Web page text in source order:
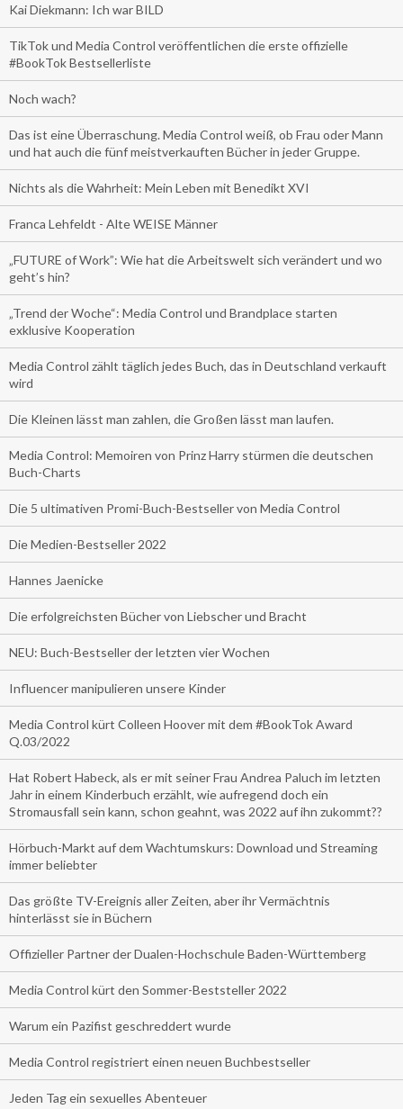
Kai Diekmann: Ich war BILD
TikTok und Media Control veröffentlichen die erste offizielle
#BookTok Bestsellerliste
Noch wach?
Das ist eine Überraschung. Media Control weiß, ob Frau oder Mann
und hat auch die fünf meistverkauften Bücher in jeder Gruppe.
Nichts als die Wahrheit: Mein Leben mit Benedikt XVI
Franca Lehfeldt - Alte WEISE Männer
„FUTURE of Work”: Wie hat die Arbeitswelt sich verändert und wo
geht’s hin?
„Trend der Woche“: Media Control und Brandplace starten
exklusive Kooperation
Media Control zählt täglich jedes Buch, das in Deutschland verkauft
wird
Die Kleinen lässt man zahlen, die Großen lässt man laufen.
Media Control: Memoiren von Prinz Harry stürmen die deutschen
Buch-Charts
Die 5 ultimativen Promi-Buch-Bestseller von Media Control
Die Medien-Bestseller 2022
Hannes Jaenicke
Die erfolgreichsten Bücher von Liebscher und Bracht
NEU: Buch-Bestseller der letzten vier Wochen
Influencer manipulieren unsere Kinder
Media Control kürt Colleen Hoover mit dem #BookTok Award
Q.03/2022
Hat Robert Habeck, als er mit seiner Frau Andrea Paluch im letzten
Jahr in einem Kinderbuch erzählt, wie aufregend doch ein
Stromausfall sein kann, schon geahnt, was 2022 auf ihn zukommt??
Hörbuch-Markt auf dem Wachtumskurs: Download und Streaming
immer beliebter
Das größte TV-Ereignis aller Zeiten, aber ihr Vermächtnis
hinterlässt sie in Büchern
Offizieller Partner der Dualen-Hochschule Baden-Württemberg
Media Control kürt den Sommer-Beststeller 2022
Warum ein Pazifist geschreddert wurde
Media Control registriert einen neuen Buchbestseller
Jeden Tag ein sexuelles Abenteuer